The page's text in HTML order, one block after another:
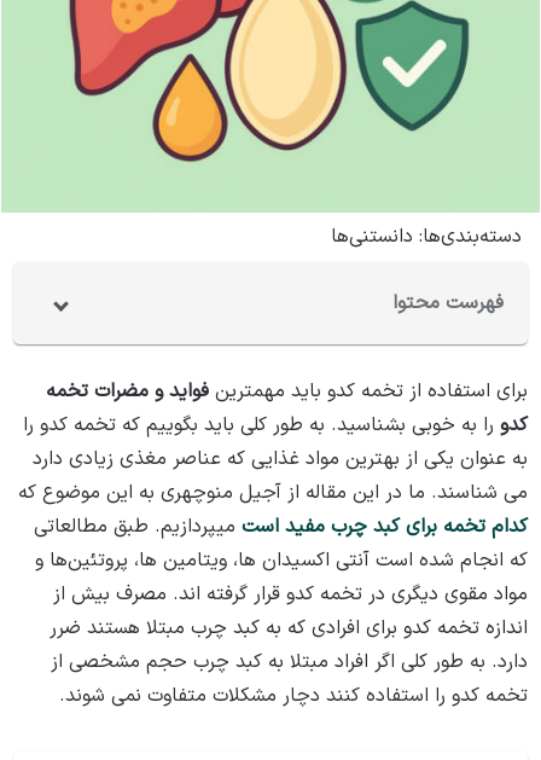
دسته‌بندی‌ها: دانستنی‌ها
فهرست محتوا
برای استفاده از تخمه کدو باید مهمترین فواید و مضرات تخمه
کدو را به خوبی بشناسید. به طور کلی باید بگوییم که تخمه کدو را
به عنوان یکی از بهترین مواد غذایی که عناصر مغذی زیادی دارد
می ‌شناسند. ما در این مقاله از آجیل منوچهری به این موضوع که
کدام تخمه برای کبد چرب مفید است میپردازیم. طبق مطالعاتی
که انجام شده است آنتی اکسیدان‌ ها، ویتامین‌ ها، پروتئین‌ها و
مواد مقوی دیگری در تخمه کدو قرار گرفته‌ اند. مصرف بیش از
اندازه تخمه کدو برای افرادی که به کبد چرب مبتلا هستند ضرر
دارد. به طور کلی اگر افراد مبتلا به کبد چرب حجم مشخصی از
تخمه کدو را استفاده کنند دچار مشکلات متفاوت نمی ‌شوند.